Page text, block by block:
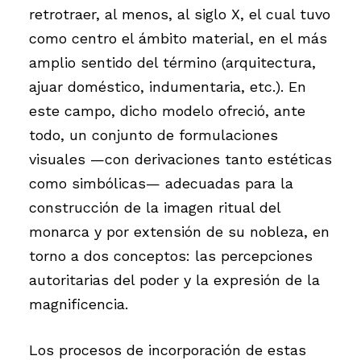
retrotraer, al menos, al siglo X, el cual tuvo
como centro el ámbito material, en el más
amplio sentido del término (arquitectura,
ajuar doméstico, indumentaria, etc.). En
este campo, dicho modelo ofreció, ante
todo, un conjunto de formulaciones
visuales —con derivaciones tanto estéticas
como simbólicas— adecuadas para la
construcción de la imagen ritual del
monarca y por extensión de su nobleza, en
torno a dos conceptos: las percepciones
autoritarias del poder y la expresión de la
magnificencia.
Los procesos de incorporación de estas